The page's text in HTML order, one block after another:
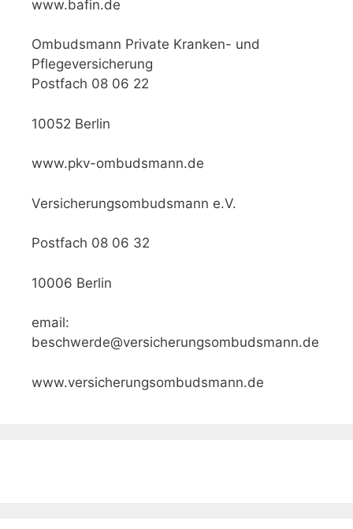
www.bafin.de
Ombudsmann Private Kranken- und
Pflegeversicherung
Postfach 08 06 22
10052 Berlin
www.pkv-ombudsmann.de
Versicherungsombudsmann e.V.
Postfach 08 06 32
10006 Berlin
email:
beschwerde@versicherungsombudsmann.de
www.versicherungsombudsmann.de